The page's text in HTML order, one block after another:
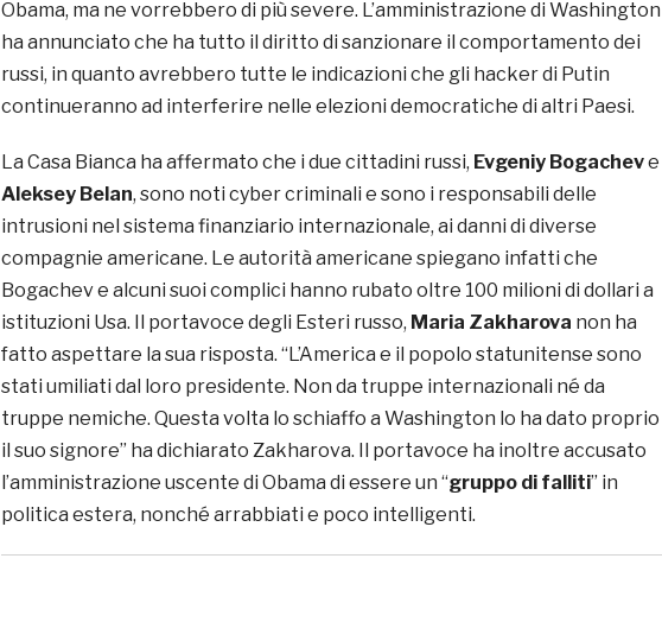
Obama, ma ne vorrebbero di più severe. L’amministrazione di Washington
ha annunciato che ha tutto il diritto di sanzionare il comportamento dei
russi, in quanto avrebbero tutte le indicazioni che gli hacker di Putin
continueranno ad interferire nelle elezioni democratiche di altri Paesi.
La Casa Bianca ha affermato che i due cittadini russi, Evgeniy Bogacheve
Aleksey Belan, sono noti cyber criminali e sono i responsabili delle
intrusioni nel sistema finanziario internazionale, ai danni di diverse
compagnie americane. Le autorità americane spiegano infatti che
Bogachev e alcuni suoi complici hanno rubato oltre 100 milioni di dollari a
istituzioni Usa. Il portavoce degli Esteri russo, Maria Zakharova non ha
fatto aspettare la sua risposta. “L’America e il popolo statunitense sono
stati umiliati dal loro presidente. Non da truppe internazionali né da
truppe nemiche. Questa volta lo schiaffo a Washington lo ha dato proprio
il suo signore” ha dichiarato Zakharova. Il portavoce ha inoltre accusato
l’amministrazione uscente di Obama di essere un “gruppo di falliti” in
politica estera, nonché arrabbiati e poco intelligenti.